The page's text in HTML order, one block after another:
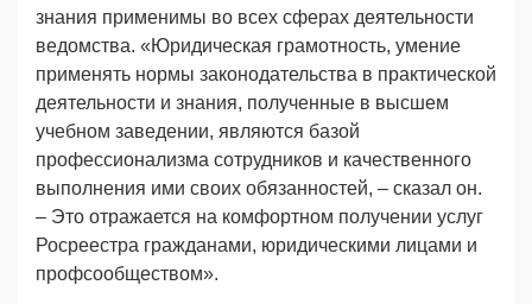
знания применимы во всех сферах деятельности
ведомства. «Юридическая грамотность, умение
применять нормы законодательства в практической
деятельности и знания, полученные в высшем
учебном заведении, являются базой
профессионализма сотрудников и качественного
выполнения ими своих обязанностей, – сказал он.
– Это отражается на комфортном получении услуг
Росреестра гражданами, юридическими лицами и
профсообществом».